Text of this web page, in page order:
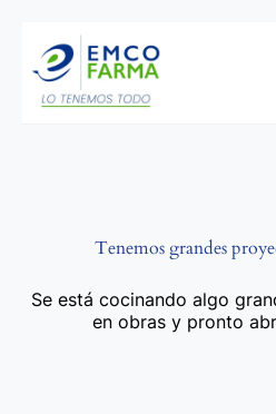
contenido
Tenemos grandes
Se está cocinando algo
en obras y pronto